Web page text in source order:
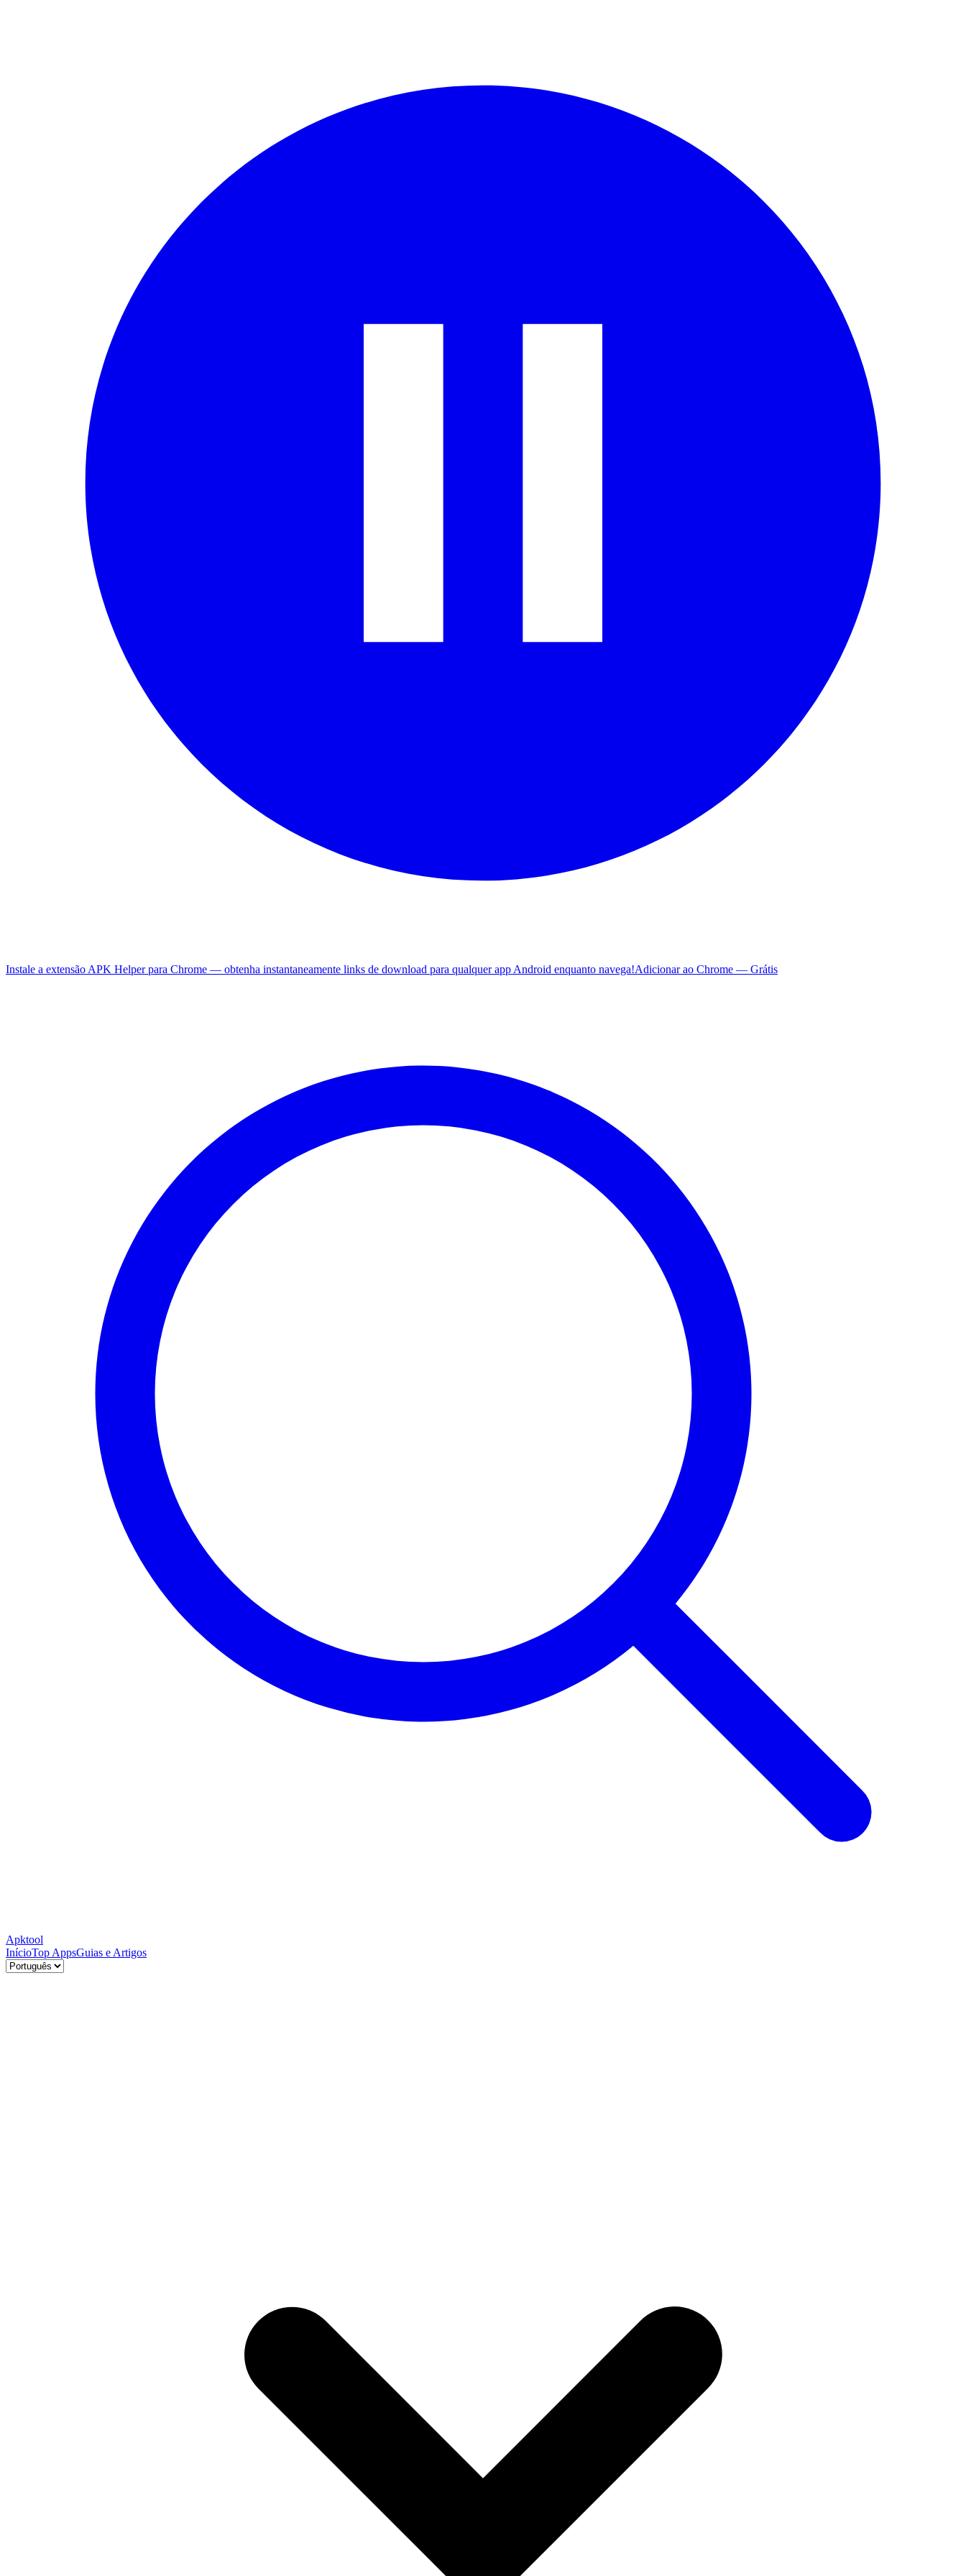
Instale a extensão APK Helper para Chrome — obtenha instantaneamente links de download para qualquer app Android enquanto navega!Adicionar ao Chrome — Grátis
Apktool
InícioTop AppsGuias e Artigos